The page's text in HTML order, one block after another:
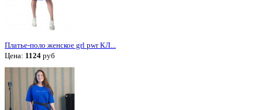
Платье-поло женское grl pwr КЛ...
Цена: 1124 руб